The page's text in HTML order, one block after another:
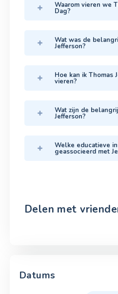
Waarom vieren we
Dag?
Wat was de
Jefferson?
Hoe kan ik Thomas
vieren?
Wat zijn de
Jefferson?
Welke educatieve
geassocieerd met
Delen met
Datums